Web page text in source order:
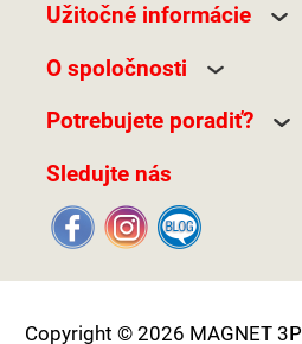
Užitočné informácie
O spoločnosti
Potrebujete poradiť?
Sledujte nás
Copyright © 2026 MAGNET 3P